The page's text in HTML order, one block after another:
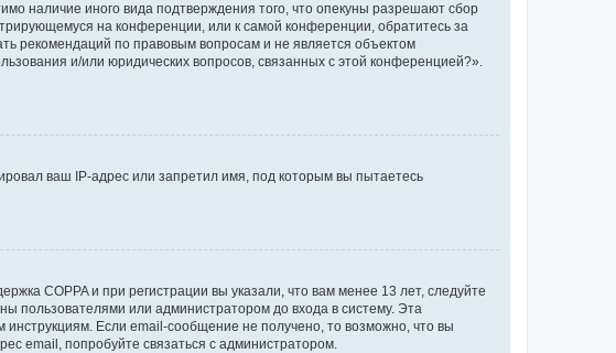
наличие иного вида подтверждения того, что опекуны разрешают сбор
на конференции, или к самой конференции, обратитесь за
рекомендаций по правовым вопросам и не является объектом
и/или юридических вопросов, связанных с этой конференцией?».
ваш IP-адрес или запретил имя, под которым вы пытаетесь
COPPA и при регистрации вы указали, что вам менее 13 лет, следуйте
пользователями или администратором до входа в систему. Эта
Если email-сообщение не получено, то возможно, что вы
email, попробуйте связаться с администратором.